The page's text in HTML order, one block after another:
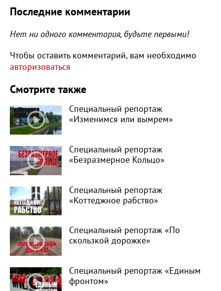
Последние комментарии
Нет ни одного комментария, будьте первыми!
Чтобы оставить комментарий, вам необходимо
авторизоваться
Смотрите также
Специальный репортаж
«Изменимся или вымрем»
Специальный репортаж
«Безразмерное Кольцо»
Специальный репортаж
«Коттеджное рабство»
Специальный репортаж «По
скользкой дорожке»
Специальный репортаж «Единым
фронтом»